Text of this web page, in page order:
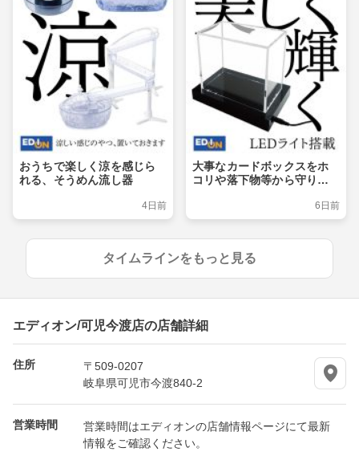
おうちで楽しく涼を感じら
れる、そうめん流し器
4日前
大事なカードボックスをホ
コリや落下物等から守りつ
6日前
タイムラインをもっと見る
エディオン/可児今渡店の店舗詳細
住所
〒509-0207
岐阜県可児市今渡840-2
営業時間
営業時間はエディオンの店舗情報ページにて最新
情報をご確認ください。